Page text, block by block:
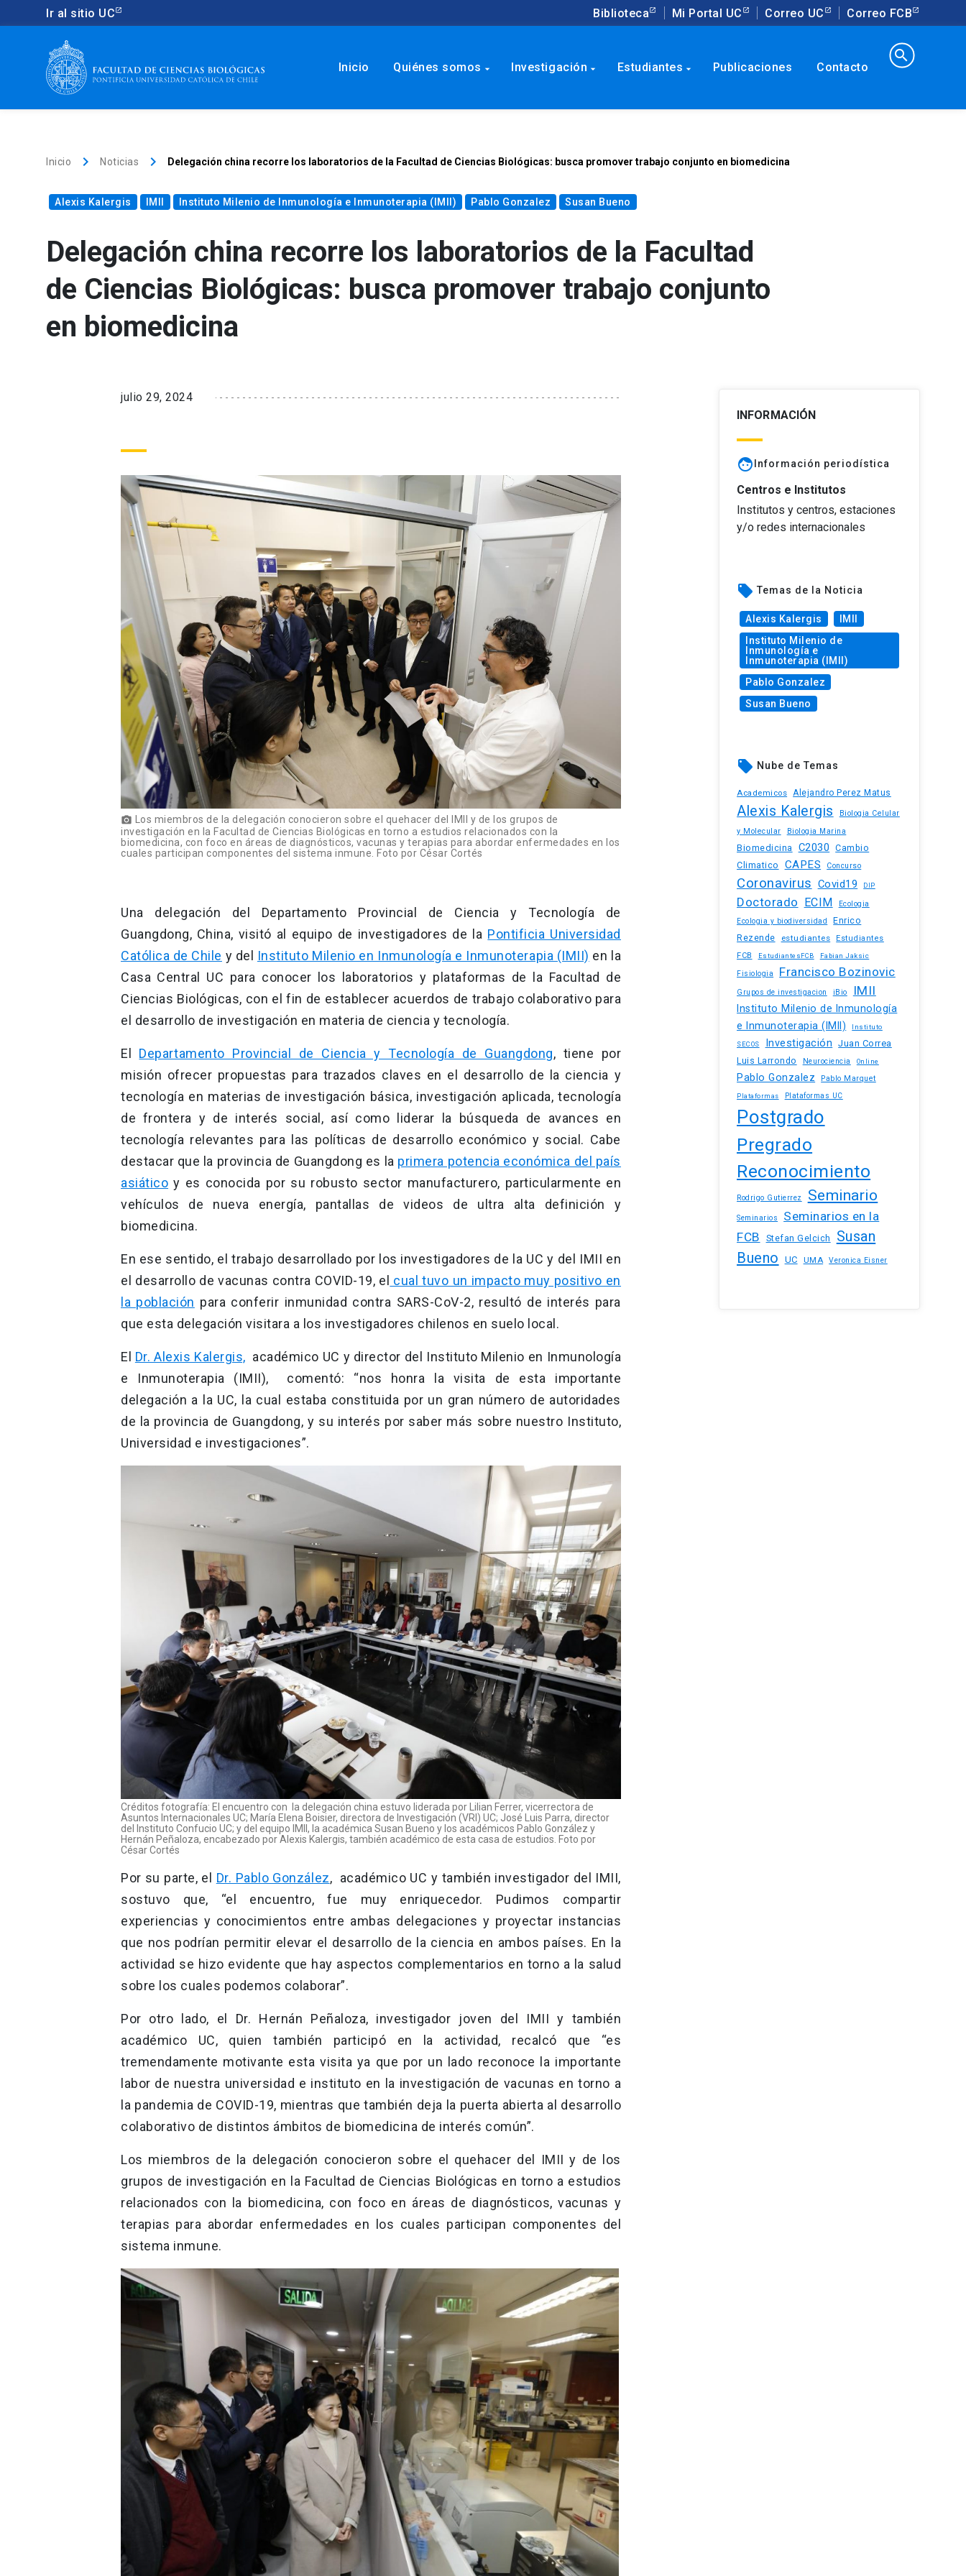
Ir al sitio UC Biblioteca Mi Portal UC Correo UC Correo FCB
Inicio Quiénes somos arrow_drop_down Investigación arrow_drop_down Estudiantes arrow_drop_down Publicaciones Contacto
search
Inicio keyboard_arrow_right Noticias keyboard_arrow_right Delegación china recorre los laboratorios de la Facultad de Ciencias Biológicas: busca promover trabajo conjunto en biomedicina
Alexis Kalergis IMII Instituto Milenio de Inmunología e Inmunoterapia (IMII) Pablo Gonzalez Susan Bueno
Delegación china recorre los laboratorios de la Facultad
de Ciencias Biológicas: busca promover trabajo conjunto
en biomedicina
julio 29, 2024
photo_camera Los miembros de la delegación conocieron sobre el quehacer del IMII y de los grupos de
investigación en la Facultad de Ciencias Biológicas en torno a estudios relacionados con la
biomedicina, con foco en áreas de diagnósticos, vacunas y terapias para abordar enfermedades en los
cuales participan componentes del sistema inmune. Foto por César Cortés
Una delegación del Departamento Provincial de Ciencia y Tecnología de
Guangdong, China, visitó al equipo de investigadores de la Pontificia Universidad
Católica de Chile y del Instituto Milenio en Inmunología e Inmunoterapia (IMII) en la
Casa Central UC para conocer los laboratorios y plataformas de la Facultad de
Ciencias Biológicas, con el fin de establecer acuerdos de trabajo colaborativo para
el desarrollo de investigación en materia de ciencia y tecnología.
El Departamento Provincial de Ciencia y Tecnología de Guangdong, tiene por
misión ofrecer propuestas para trazados claves en el desarrollo de la ciencia y
tecnología en materias de investigación básica, investigación aplicada, tecnología
de frontera y de interés social, así como liderar la búsqueda de avances en
tecnología relevantes para las políticas de desarrollo económico y social. Cabe
destacar que la provincia de Guangdong es la primera potencia económica del país
asiático y es conocida por su robusto sector manufacturero, particularmente en
vehículos de nueva energía, pantallas de videos de ultra alta definición y
biomedicina.
En ese sentido, el trabajo desarrollado por los investigadores de la UC y del IMII en
el desarrollo de vacunas contra COVID-19, el cual tuvo un impacto muy positivo en
la población para conferir inmunidad contra SARS-CoV-2, resultó de interés para
que esta delegación visitara a los investigadores chilenos en suelo local.
El Dr. Alexis Kalergis, académico UC y director del Instituto Milenio en Inmunología
e Inmunoterapia (IMII), comentó: “nos honra la visita de esta importante
delegación a la UC, la cual estaba constituida por un gran número de autoridades
de la provincia de Guangdong, y su interés por saber más sobre nuestro Instituto,
Universidad e investigaciones”.
Créditos fotografía: El encuentro con la delegación china estuvo liderada por Lilian Ferrer, vicerrectora de
Asuntos Internacionales UC; María Elena Boisier, directora de Investigación (VRI) UC; José Luis Parra, director
del Instituto Confucio UC; y del equipo IMII, la académica Susan Bueno y los académicos Pablo González y
Hernán Peñaloza, encabezado por Alexis Kalergis, también académico de esta casa de estudios. Foto por
César Cortés
Por su parte, el Dr. Pablo González, académico UC y también investigador del IMII,
sostuvo que, “el encuentro, fue muy enriquecedor. Pudimos compartir
experiencias y conocimientos entre ambas delegaciones y proyectar instancias
que nos podrían permitir elevar el desarrollo de la ciencia en ambos países. En la
actividad se hizo evidente que hay aspectos complementarios en torno a la salud
sobre los cuales podemos colaborar”.
Por otro lado, el Dr. Hernán Peñaloza, investigador joven del IMII y también
académico UC, quien también participó en la actividad, recalcó que “es
tremendamente motivante esta visita ya que por un lado reconoce la importante
labor de nuestra universidad e instituto en la investigación de vacunas en torno a
la pandemia de COVID-19, mientras que también deja la puerta abierta al desarrollo
colaborativo de distintos ámbitos de biomedicina de interés común”.
Los miembros de la delegación conocieron sobre el quehacer del IMII y de los
grupos de investigación en la Facultad de Ciencias Biológicas en torno a estudios
relacionados con la biomedicina, con foco en áreas de diagnósticos, vacunas y
terapias para abordar enfermedades en los cuales participan componentes del
sistema inmune.
INFORMACIÓN
face Información periodística
Centros e Institutos
Institutos y centros, estaciones
y/o redes internacionales
local_offer Temas de la Noticia
Alexis Kalergis
IMII
Instituto Milenio de
Inmunología e
Inmunoterapia (IMII)
Pablo Gonzalez
Susan Bueno
local_offer Nube de Temas
Academicos Alejandro Perez Matus
Alexis Kalergis
Biologia Celular
y Molecular
Biologia Marina
Biomedicina C2030
Cambio
Climatico
CAPES Concurso
Coronavirus Covid19 DIP
Doctorado ECIM Ecologia
Ecologia y biodiversidad
Enrico
Rezende
estudiantes
Estudiantes
FCB
EstudiantesFCB Fabian Jaksic
Fisiologia Francisco Bozinovic
Grupos de investigacion iBio IMII
Instituto Milenio de Inmunología
e Inmunoterapia (IMII)
Instituto
SECOS Investigación
Juan Correa
Luis Larrondo
Neurociencia Online
Pablo Gonzalez Pablo Marquet
Plataformas Plataformas UC
Postgrado
Pregrado
Reconocimiento
Rodrigo Gutierrez Seminario
Seminarios
Seminarios en la
FCB
Stefan Gelcich
Susan
Bueno
UC UMA Veronica Eisner